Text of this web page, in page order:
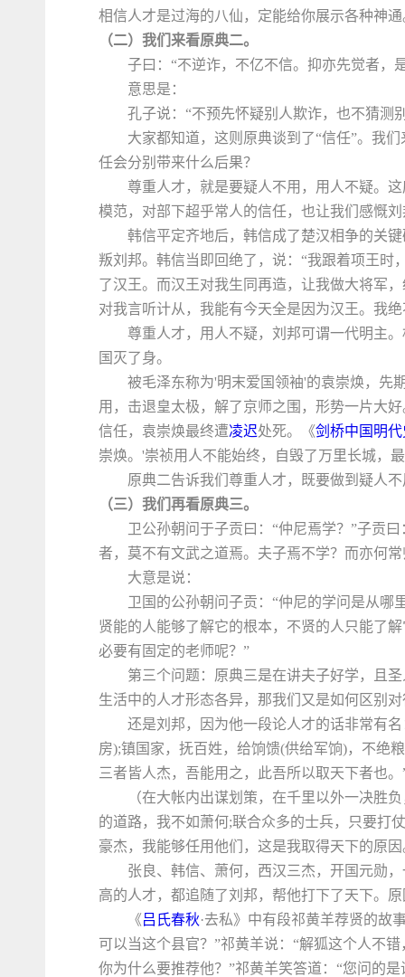
相信人才是过海的八仙，定能给你展示各种神通
（二）我们来看原典二。
子曰：“不逆诈，不亿不信。抑亦先觉者，
意思是：
孔子说：“不预先怀疑别人欺诈，也不猜测
大家都知道，这则原典谈到了“信任”。我
任会分别带来什么后果？
尊重人才，就是要疑人不用，用人不疑。
模范，对部下超乎常人的信任，也让我们感慨
韩信平定齐地后，韩信成了楚汉相争的关
叛刘邦。韩信当即回绝了，说：“我跟着项王时
了汉王。而汉王对我生同再造，让我做大将军
对我言听计从，我能有今天全是因为汉王。我
尊重人才，用人不疑，刘邦可谓一代明主
国灭了身。
被毛泽东称为'明末爱国领袖'的袁崇焕，先
用，击退皇太极，解了京师之围，形势一片大
信任，袁崇焕最终遭凌迟处死。《剑桥中国明代
崇焕。'崇祯用人不能始终，自毁了万里长城，
原典二告诉我们尊重人才，既要做到疑人
（三）我们再看原典三。
卫公孙朝问于子贡曰：“仲尼焉学？”子贡
者，莫不有文武之道焉。夫子焉不学？而亦何常
大意是说：
卫国的公孙朝问子贡：“仲尼的学问是从哪
贤能的人能够了解它的根本，不贤的人只能了
必要有固定的老师呢？”
第三个问题：原典三是在讲夫子好学，且
生活中的人才形态各异，那我们又是如何区别
还是刘邦，因为他一段论人才的话非常有名
房);镇国家，抚百姓，给饷馈(供给军饷)，不绝
三者皆人杰，吾能用之，此吾所以取天下者也。
（在大帐内出谋划策，在千里以外一决胜
的道路，我不如萧何;联合众多的士兵，只要打
豪杰，我能够任用他们，这是我取得天下的原
张良、韩信、萧何，西汉三杰，开国元勋
高的人才，都追随了刘邦，帮他打下了天下。
《吕氏春秋·去私》中有段祁黄羊荐贤的故
可以当这个县官？”祁黄羊说：“解狐这个人不
你为什么要推荐他？”祁黄羊笑答道：“您问的